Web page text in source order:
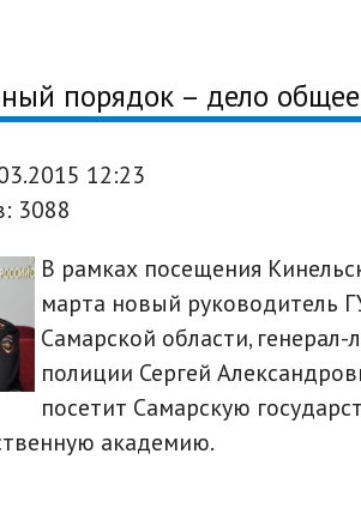
порядок – дело общее
12:23
3088
В рамках посещения
марта новый руководитель
Самарской области, генерал-
полиции Сергей
посетит Самарскую
академию.